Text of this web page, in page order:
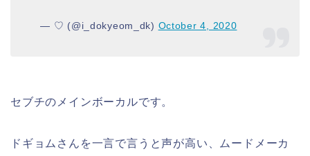
— ♡‌ (@i_dokyeom_dk) October 4, 2020
セブチのメインボーカルです。
ドギョムさんを一言で言うと声が高い、ムードメーカ